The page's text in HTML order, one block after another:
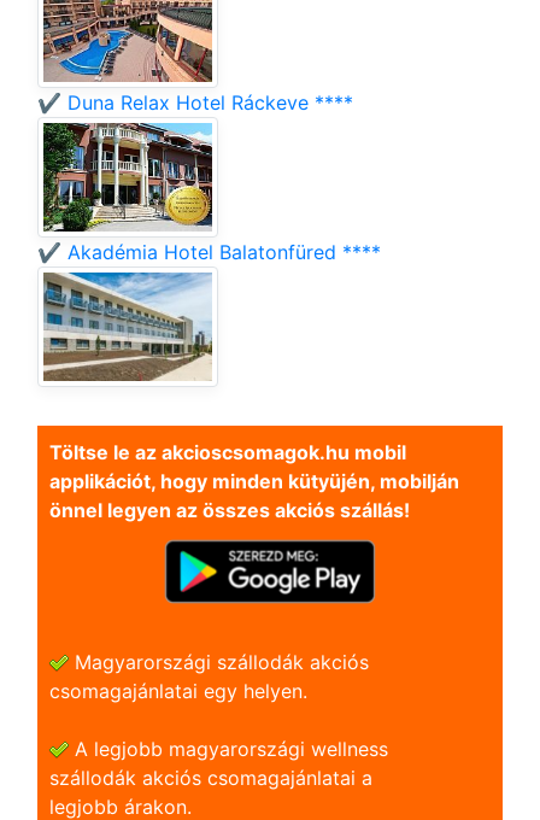
✔️ Duna Relax Hotel Ráckeve ****
✔️ Akadémia Hotel Balatonfüred ****
Töltse le az akcioscsomagok.hu mobil
applikációt, hogy minden kütyüjén, mobilján
önnel legyen az összes akciós szállás!
Magyarországi szállodák akciós
csomagajánlatai egy helyen.
A legjobb magyarországi wellness
szállodák akciós csomagajánlatai a
legjobb árakon.